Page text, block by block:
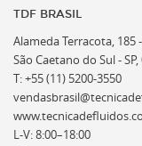
TDF BRASIL
Alameda Terracota, 185
São Caetano do Sul -
T: +55 (11) 5200-3550
L-V: 8:00–18:00